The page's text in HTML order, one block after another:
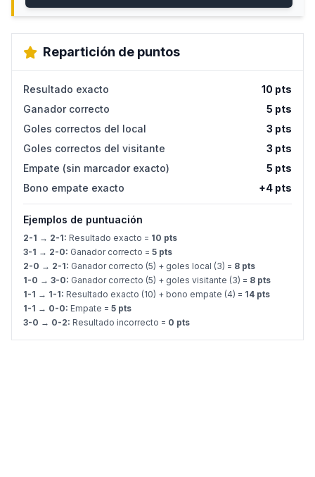
Repartición de puntos
Resultado exacto
10 pts
Ganador correcto
5 pts
Goles correctos del local
3 pts
Goles correctos del visitante
3 pts
Empate (sin marcador exacto)
5 pts
Bono empate exacto
+4 pts
Ejemplos de puntuación
2-1 → 2-1: Resultado exacto = 10 pts
3-1 → 2-0: Ganador correcto = 5 pts
2-0 → 2-1: Ganador correcto (5) + goles local (3) = 8 pts
1-0 → 3-0: Ganador correcto (5) + goles visitante (3) = 8 pts
1-1 → 1-1: Resultado exacto (10) + bono empate (4) = 14 pts
1-1 → 0-0: Empate = 5 pts
3-0 → 0-2: Resultado incorrecto = 0 pts